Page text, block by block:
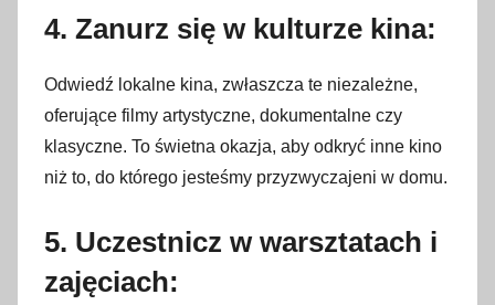
4. Zanurz się w kulturze kina:
Odwiedź lokalne kina, zwłaszcza te niezależne,
oferujące filmy artystyczne, dokumentalne czy
klasyczne. To świetna okazja, aby odkryć inne kino
niż to, do którego jesteśmy przyzwyczajeni w domu.
5. Uczestnicz w warsztatach i
zajęciach: